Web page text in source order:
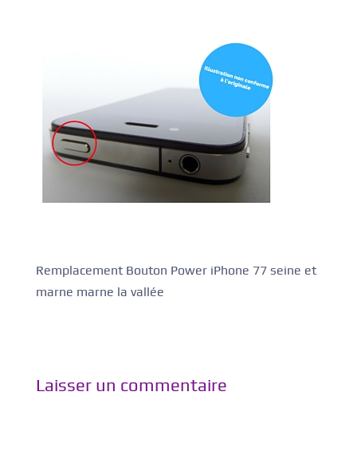
Remplacement Bouton Power iPhone 77 seine et
marne marne la vallée
Laisser un commentaire